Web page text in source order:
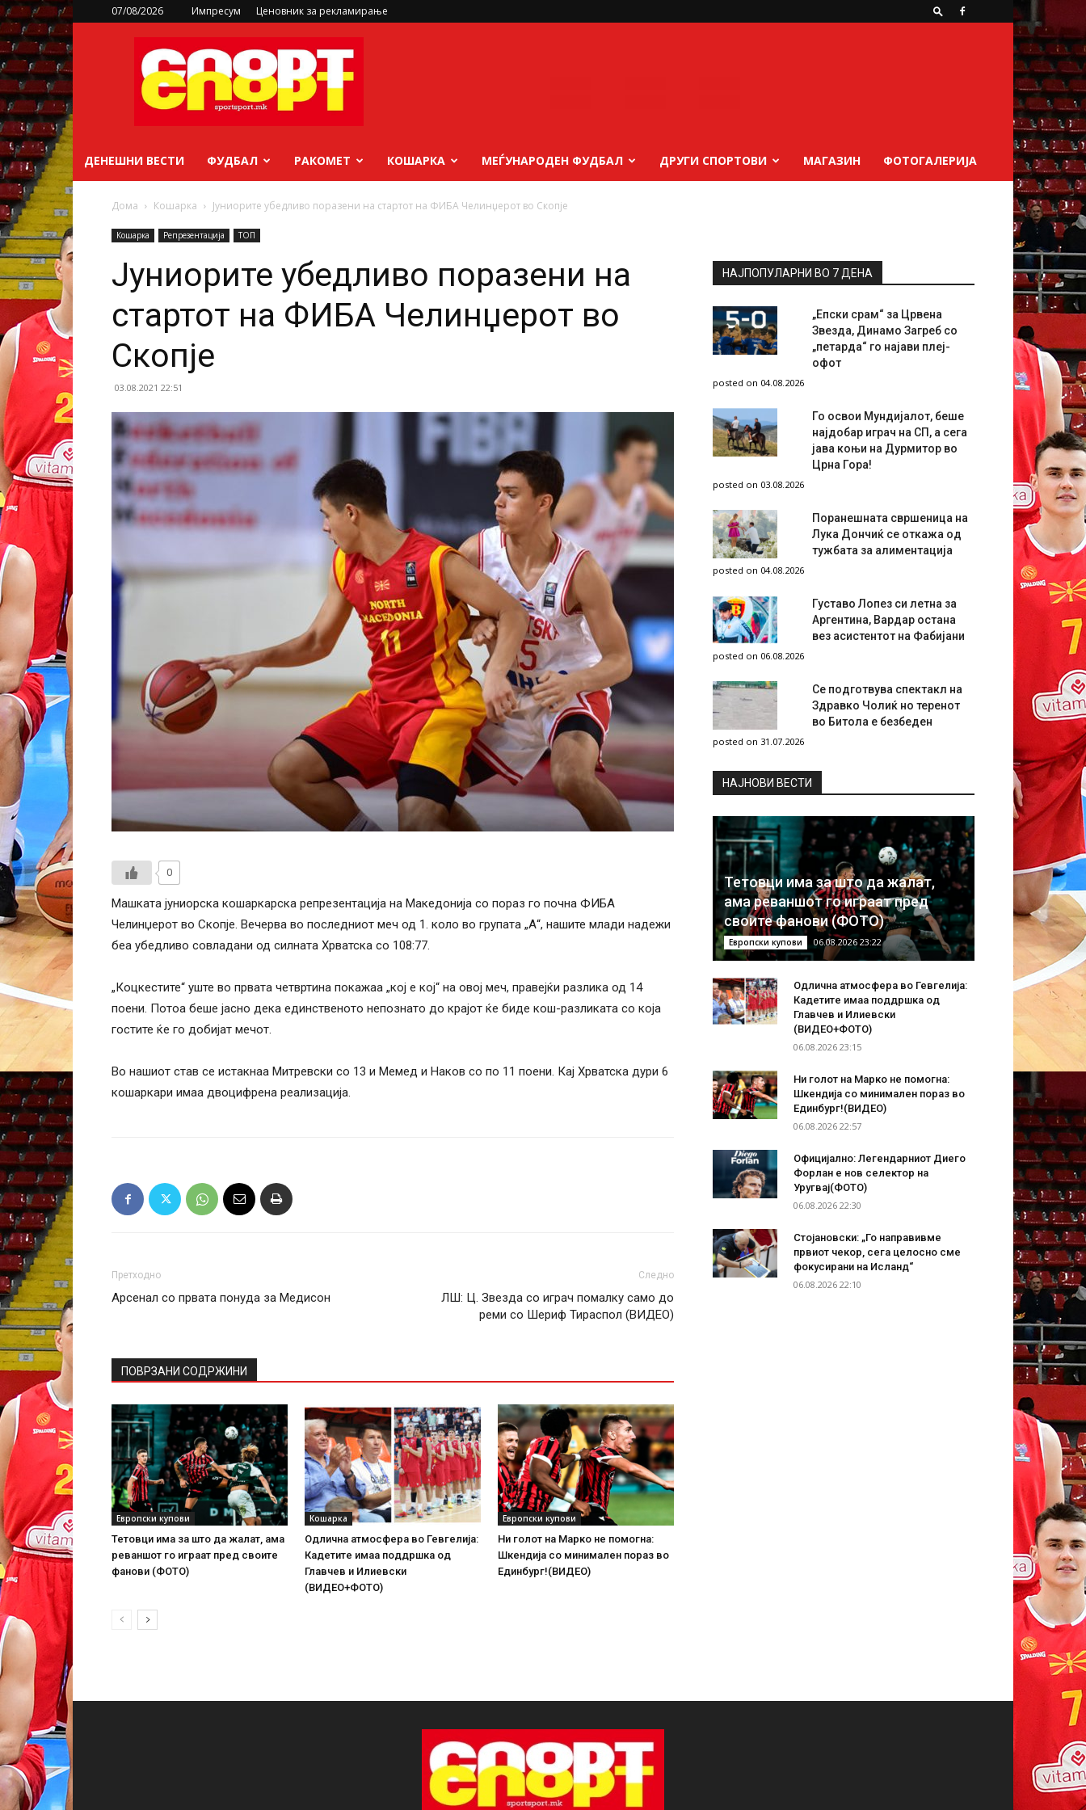
07/08/2026 Импресум Ценовник за рекламирање
sportsport.mk
ДЕНЕШНИ ВЕСТИ ФУДБАЛ РАКОМЕТ КОШАРКА МЕЃУНАРОДЕН ФУДБАЛ ДРУГИ СПОРТОВИ МАГАЗИН ФОТОГАЛЕРИЈА
Дома Кошарка Јуниорите убедливо поразени на стартот на ФИБА Челинџерот во Скопје
Кошарка Репрезентација ТОП
Јуниорите убедливо поразени на
стартот на ФИБА Челинџерот во
Скопје
03.08.2021 22:51
0
Машката јуниорска кошаркарска репрезентација на Македонија со пораз го почна ФИБА
Челинџерот во Скопје. Вечерва во последниот меч од 1. коло во групата „А“, нашите млади надежи
беа убедливо совладани од силната Хрватска со 108:77.
„Коцкестите“ уште во првата четвртина покажаа „кој е кој“ на овој меч, правејќи разлика од 14
поени. Потоа беше јасно дека единственото непознато до крајот ќе биде кош-разликата со која
гостите ќе го добијат мечот.
Во нашиот став се истакнаа Митревски со 13 и Мемед и Наков со по 11 поени. Кај Хрватска дури 6
кошаркари имаа двоцифрена реализација.
Претходно
Арсенал со првата понуда за Медисон
Следно
ЛШ: Ц. Звезда со играч помалку само до
реми со Шериф Тираспол (ВИДЕО)
ПОВРЗАНИ СОДРЖИНИ
Европски купови
Тетовци има за што да жалат, ама
реваншот го играат пред своите
фанови (ФОТО)
Кошарка
Одлична атмосфера во Гевгелија:
Кадетите имаа поддршка од
Главчев и Илиевски
(ВИДЕО+ФОТО)
Европски купови
Ни голот на Марко не помогна:
Шкендија со минимален пораз во
Единбург!(ВИДЕО)
НАЈПОПУЛАРНИ ВО 7 ДЕНА
„Епски срам“ за Црвена
Звезда, Динамо Загреб со
„петарда“ го најави плеј-
офот
posted on 04.08.2026
Го освои Мундијалот, беше
најдобар играч на СП, а сега
јава коњи на Дурмитор во
Црна Гора!
posted on 03.08.2026
Поранешната свршеница на
Лука Дончиќ се откажа од
тужбата за алиментација
posted on 04.08.2026
Густаво Лопез си летна за
Аргентина, Вардар остана
вез асистентот на Фабијани
posted on 06.08.2026
Се подготвува спектакл на
Здравко Чолиќ но теренот
во Битола е безбеден
posted on 31.07.2026
НAЈНОВИ ВЕСТИ
Тетовци има за што да жалат,
ама реваншот го играат пред
своите фанови (ФОТО)
Европски купови 06.08.2026 23:22
Одлична атмосфера во Гевгелија:
Кадетите имаа поддршка од
Главчев и Илиевски
(ВИДЕО+ФОТО)
06.08.2026 23:15
Ни голот на Марко не помогна:
Шкендија со минимален пораз во
Единбург!(ВИДЕО)
06.08.2026 22:57
Официјално: Легендарниот Диего
Форлан е нов селектор на
Уругвај(ФОТО)
06.08.2026 22:30
Стојановски: „Го направивме
првиот чекор, сега целосно сме
фокусирани на Исланд“
06.08.2026 22:10